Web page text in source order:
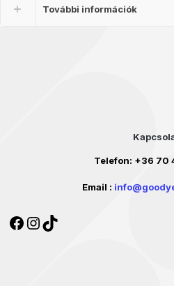
További információk
Telefon: +36 70
Email :
Facebook
Instagram
TikTok